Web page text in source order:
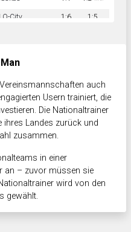
City 1:6 1:5
auch
Usern trainiert, die
Die Nationaltrainer
ihres Landes zurück und
zusammen.
in einer
an – zuvor müssen sie
wird von den
gewählt.